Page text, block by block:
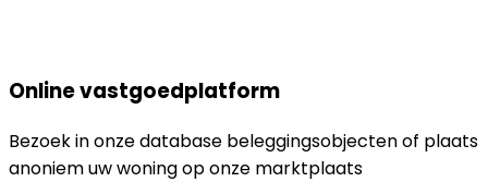
Online vastgoedplatform
Bezoek in onze database beleggingsobjecten of plaats
anoniem uw woning op onze marktplaats